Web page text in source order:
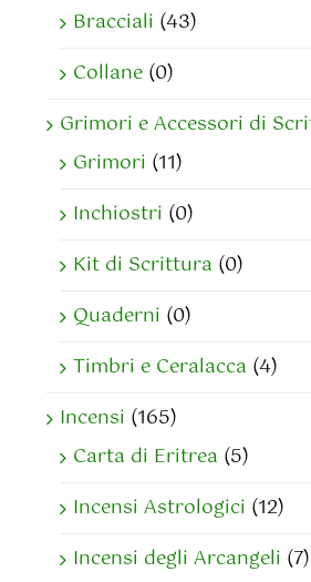
Bracciali (43)
Collane (0)
Grimori e Accessori di
Grimori (11)
Inchiostri (0)
Kit di Scrittura (0)
Quaderni (0)
Timbri e Ceralacca (4)
Incensi (165)
Carta di Eritrea (5)
Incensi Astrologici (12)
Incensi degli Arcangeli (7)